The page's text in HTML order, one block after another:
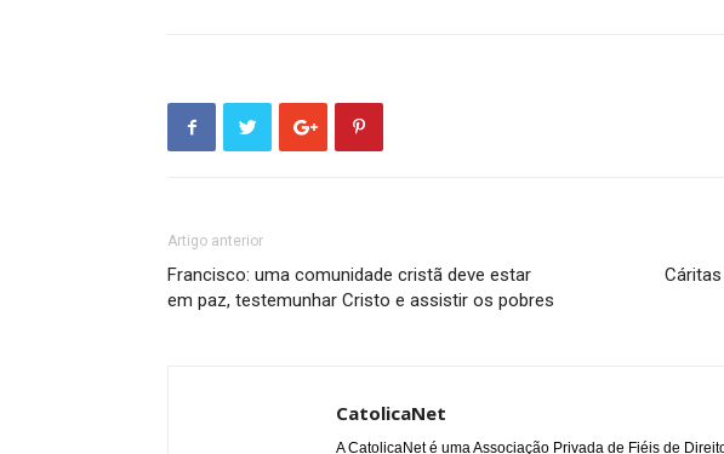
Artigo anterior
Francisco: uma comunidade cristã deve estar
em paz, testemunhar Cristo e assistir os pobres
CatolicaNet
A CatolicaNet é uma Associação Privada de Fiéis de